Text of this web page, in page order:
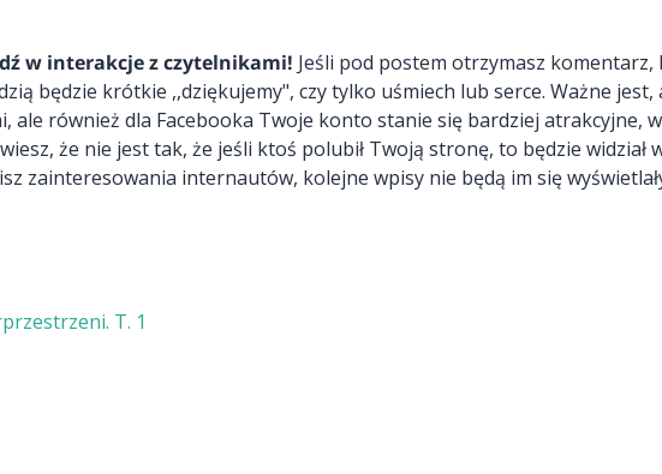
w interakcje z czytelnikami! Jeśli pod postem otrzymasz komentarz,
będzie krótkie ,,dziękujemy", czy tylko uśmiech lub serce. Ważne jest,
ale również dla Facebooka Twoje konto stanie się bardziej atrakcyjne,
że nie jest tak, że jeśli ktoś polubił Twoją stronę, to będzie widział
zainteresowania internautów, kolejne wpisy nie będą im się
T. 1